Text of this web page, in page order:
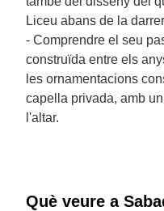
Liceu abans de la
- Comprendre el seu
construïda entre els
les ornamentacions
capella privada, amb
l'altar.
Què veure a